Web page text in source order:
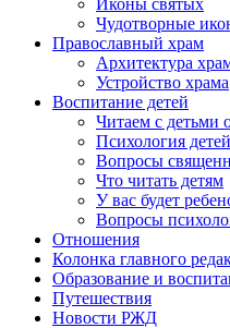
Чудотворные
Православный храм
Архитектура
Устройство храма
Воспитание детей
Читаем с детьми
Психология детей
Вопросы
Что читать детям
У вас будет
Вопросы
Отношения
Колонка главного
Образование и
Путешествия
Новости РЖД